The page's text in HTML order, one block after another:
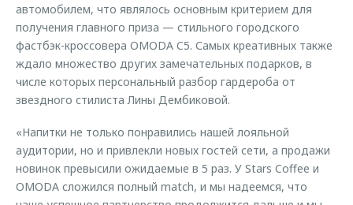
автомобилем, что являлось основным критерием для
получения главного приза — стильного городского
фастбэк-кроссовера OMODA C5. Самых креативных также
ждало множество других замечательных подарков, в
числе которых персональный разбор гардероба от
звездного стилиста Лины Дембиковой.
«Напитки не только понравились нашей лояльной
аудитории, но и привлекли новых гостей сети, а продажи
новинок превысили ожидаемые в 5 раз. У Stars Coffee и
OMODA сложился полный match, и мы надеемся, что